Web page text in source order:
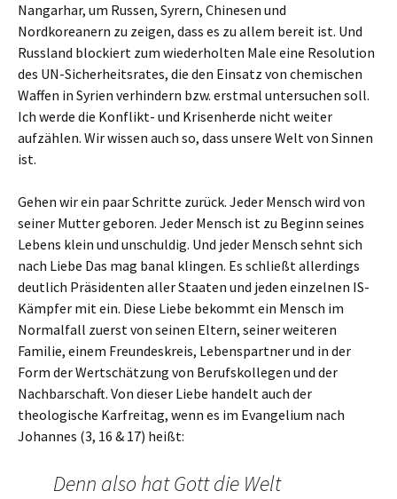
Nangarhar, um Russen, Syrern, Chinesen und
Nordkoreanern zu zeigen, dass es zu allem bereit ist. Und
Russland blockiert zum wiederholten Male eine Resolution
des UN-Sicherheitsrates, die den Einsatz von chemischen
Waffen in Syrien verhindern bzw. erstmal untersuchen soll.
Ich werde die Konflikt- und Krisenherde nicht weiter
aufzählen. Wir wissen auch so, dass unsere Welt von Sinnen
ist.
Gehen wir ein paar Schritte zurück. Jeder Mensch wird von
seiner Mutter geboren. Jeder Mensch ist zu Beginn seines
Lebens klein und unschuldig. Und jeder Mensch sehnt sich
nach Liebe Das mag banal klingen. Es schließt allerdings
deutlich Präsidenten aller Staaten und jeden einzelnen IS-
Kämpfer mit ein. Diese Liebe bekommt ein Mensch im
Normalfall zuerst von seinen Eltern, seiner weiteren
Familie, einem Freundeskreis, Lebenspartner und in der
Form der Wertschätzung von Berufskollegen und der
Nachbarschaft. Von dieser Liebe handelt auch der
theologische Karfreitag, wenn es im Evangelium nach
Johannes (3, 16 & 17) heißt:
Denn also hat Gott die Welt